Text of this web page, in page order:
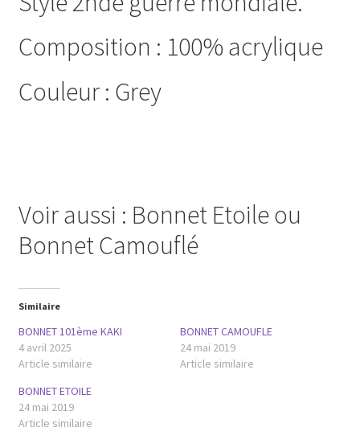
Composition : 100% acrylique
Couleur : Grey
Voir aussi : Bonnet Etoile ou
Bonnet Camouflé
Similaire
BONNET 101ème KAKI
4 avril 2025
Article similaire
BONNET CAMOUFLE
24 mai 2019
Article similaire
BONNET ETOILE
24 mai 2019
Article similaire